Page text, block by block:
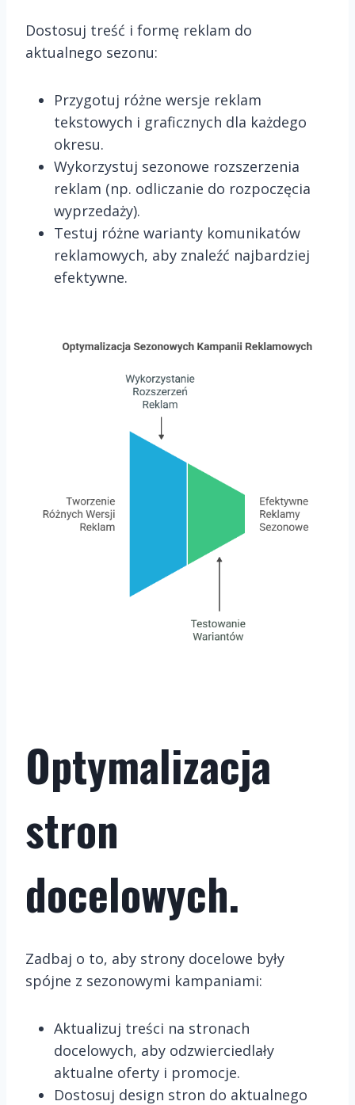
Dostosuj treść i formę reklam do
aktualnego sezonu:
Przygotuj różne wersje reklam
tekstowych i graficznych dla każdego
okresu.
Wykorzystuj sezonowe rozszerzenia
reklam (np. odliczanie do rozpoczęcia
wyprzedaży).
Testuj różne warianty komunikatów
reklamowych, aby znaleźć najbardziej
efektywne.
Optymalizacja
stron
docelowych.
Zadbaj o to, aby strony docelowe były
spójne z sezonowymi kampaniami:
Aktualizuj treści na stronach
docelowych, aby odzwierciedlały
aktualne oferty i promocje.
Dostosuj design stron do aktualnego